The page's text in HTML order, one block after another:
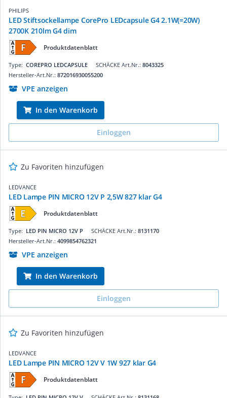
PHILIPS
LED Stiftsockellampe CorePro LEDcapsule G4 2.1W(=20W)
2700K 210lm G4 dim
Produktdatenblatt
SCHÄCKE Art.Nr.: 8043325
Type: COREPRO LEDCAPSULE
Hersteller-Art.Nr.: 872016930055200
VPE anzeigen
In den Warenkorb
Einloggen
Zu Favoriten hinzufügen
LEDVANCE
LED Lampe PIN MICRO 12V P 2,5W 827 klar G4
Produktdatenblatt
SCHÄCKE Art.Nr.: 8131170
Type: LED PIN MICRO 12V P
Hersteller-Art.Nr.: 4099854762321
VPE anzeigen
In den Warenkorb
Einloggen
Zu Favoriten hinzufügen
LEDVANCE
LED Lampe PIN MICRO 12V V 1W 927 klar G4
Produktdatenblatt